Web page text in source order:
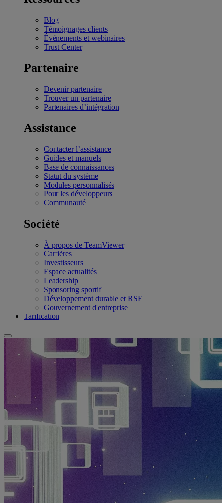
Blog
Témoignages clients
Événements et webinaires
Trust Center
Partenaire
Devenir partenaire
Trouver un partenaire
Partenaires d’intégration
Assistance
Contacter l’assistance
Guides et manuels
Base de connaissances
Statut du système
Modules personnalisés
Pour les développeurs
Communauté
Société
À propos de TeamViewer
Carrières
Investisseurs
Espace actualités
Leadership
Sponsoring sportif
Développement durable et RSE
Gouvernement d'entreprise
Tarification